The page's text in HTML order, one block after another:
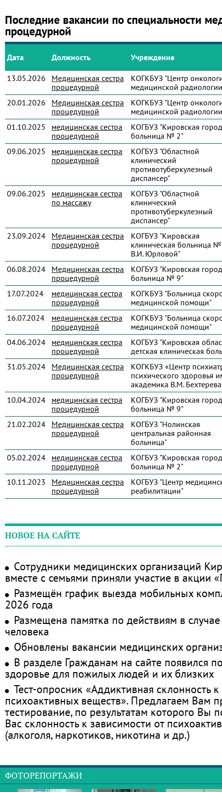
Последние вакансии по специальности
процедурной
Дата Должность Учреждение
13.05.2026
Медицинская сестра
процедурной
КОГКБУЗ "Центр
медицинской
20.01.2026
Медицинская сестра
процедурной
КОГКБУЗ "Центр
медицинской
01.10.2025
медицинская сестра
процедурной
КОГБУЗ "Кировская
больница № 2"
09.06.2025
медицинская сестра
процедурной
КОГБУЗ "Областной
клинический
противотуберкулезный
диспансер"
09.06.2025
медицинская сестра
по массажу
КОГБУЗ "Областной
клинический
противотуберкулезный
диспансер"
23.09.2024
Медицинская сестра
процедурной
КОГБУЗ "Кировская
клиническая больница
В.И. Юрловой"
06.08.2024
Медицинская сестра
процедурной
КОГБУЗ "Кировская
больница № 9"
17.07.2024
медицинская сестра
процедурной
КОГКБУЗ "Больница
медицинской помощи"
16.07.2024
медицинская сестра
процедурной
КОГКБУЗ "Больница
медицинской помощи"
04.06.2024
медицинская сестра
процедурной
КОГБУЗ "Кировская
детская клиническая
31.05.2024
Медицинская сестра
процедурной
КОГКБУЗ «Центр
психического здоровья
академика В.М.
10.04.2024
медицинская сестра
процедурной
КОГБУЗ "Кировская
больница № 9"
21.02.2024
Медицинская сестра
процедурной
КОГБУЗ "Нолинская
центральная районная
больница"
05.02.2024
медицинская сестра
процедурной
КОГБУЗ "Кировская
больница № 2"
10.11.2023
Медицинская сестра
процедурной
КОГБУЗ "Центр
реабилитации"
НОВОЕ НА САЙТЕ
Сотрудники медицинских организаций
вместе с семьями приняли участие в акции
Размещён график выезда мобильных
2026 года
Размещена памятка по действиям в
человека
Обновлены вакансии медицинских
В разделе Гражданам на сайте появился
здоровье для пожилых людей и их близких
Тест-опросник «Аддиктивная склонность
психоактивных веществ». Предлагаем Вам
тестирование, по результатам которого Вы
Вас склонность к зависимости от
(алкоголя, наркотиков, никотина и др.)
ФОТОРЕПОРТАЖИ